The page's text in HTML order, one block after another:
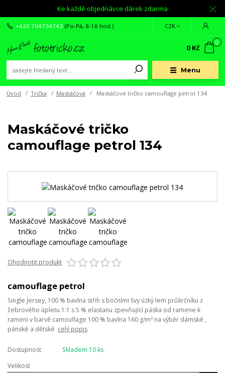
Ke každé objednávce dárek zdarma
Menu
CZK
+420 704734743 (Po-Pá, 8-16 hod.)
0
0 Kč
Úvod Trička Maskáčová Maskáčové tričko camouflage petrol 134
Maskáčové tričko
camouflage petrol 134
Ohodnotit produkt
camouflage petrol
Single Jersey, 100 % bavlna střih s bočními švy úzký lem průkrčníku z
žebrového úpletu 1:1 s 5 % elastanu zpevňující páska od ramene k
rameni v barvě camouflage 100 % bavlna 160 g/m² na výběr dámské ,
pánské a dětské celý popis
Dostupnost
Skladem 10 ks
Velikost